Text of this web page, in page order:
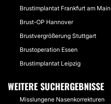
Brustimplantat Frankfurt am Main
Brust-OP Hannover
Brustvergrößerung Stuttgart
Brustoperation Essen
Brustimplantat Leipzig
WEITERE SUCHERGEBNISSE
Misslungene Nasenkorrekturen